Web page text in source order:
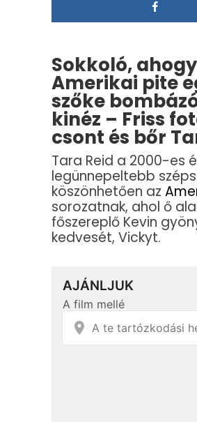
Sokkoló,
Amerikai pite
szőke
kinéz – Friss
csont és bőr
Tara Reid a 2000-es
legünnepeltebb
köszönhetően az
sorozatnak, ahol ő
főszereplő Kevin
kedvesét, Vickyt.